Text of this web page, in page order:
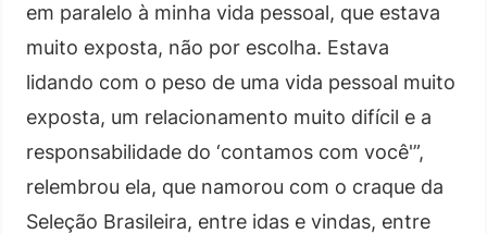
em paralelo à minha vida pessoal, que estava
muito exposta, não por escolha. Estava
lidando com o peso de uma vida pessoal muito
exposta, um relacionamento muito difícil e a
responsabilidade do ‘contamos com você'”,
relembrou ela, que namorou com o craque da
Seleção Brasileira, entre idas e vindas, entre